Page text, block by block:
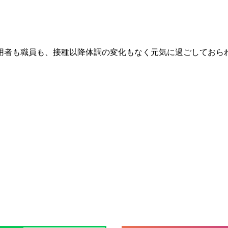
者も職員も、接種以降体調の変化もなく元気に過ごしておら